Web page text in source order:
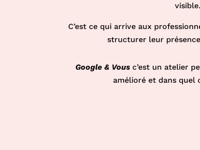
visible.
C’est ce qui arrive aux
structurer leur
Google & Vous c’est un atelier
amélioré et dans quel